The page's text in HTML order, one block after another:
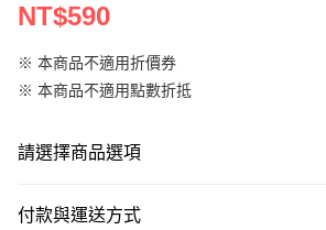
NT$590
※ 本商品不適用折價券
※ 本商品不適用點數折抵
請選擇商品選項
付款與運送方式